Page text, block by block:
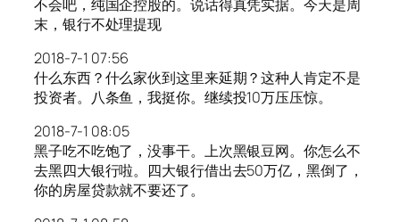
不会吧，纯国企控股的。说话得真凭实据。今天是周
末，银行不处理提现
2018-7-1 07:56
什么东西？什么家伙到这里来延期？这种人肯定不是
投资者。八条鱼，我挺你。继续投10万压压惊。
2018-7-1 08:05
黑子吃不吃饱了，没事干。上次黑银豆网。你怎么不
去黑四大银行啦。四大银行借出去50万亿，黑倒了，
你的房屋贷款就不要还了。